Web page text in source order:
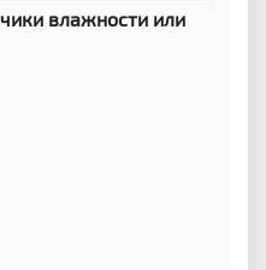
влажности или